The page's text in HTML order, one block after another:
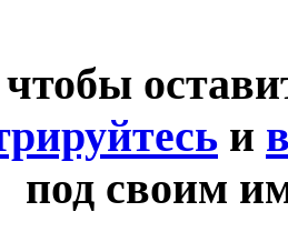
и
под своим